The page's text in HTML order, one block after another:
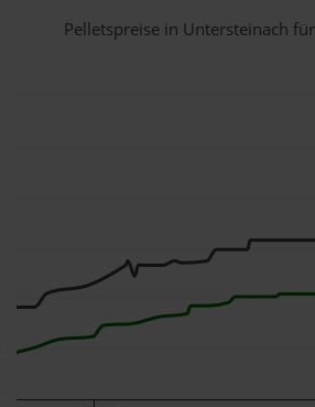
Pelletspreise in Untersteinach